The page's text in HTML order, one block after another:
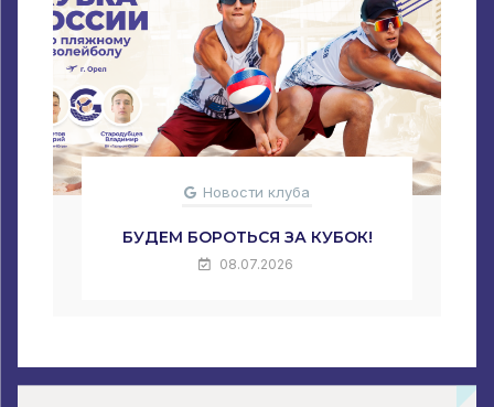
Новости клуба
БУДЕМ БОРОТЬСЯ ЗА КУБОК!
08.07.2026